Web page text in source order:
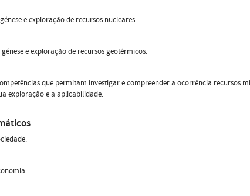
e exploração de recursos nucleares.
e exploração de recursos geotérmicos.
que permitam investigar e compreender a ocorrência recursos
exploração e a aplicabilidade.